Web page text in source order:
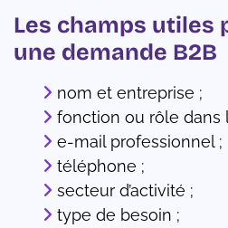
Les champs utiles
une demande B2B
nom et entreprise ;
fonction ou rôle dans
e-mail professionnel ;
téléphone ;
secteur d’activité ;
type de besoin ;